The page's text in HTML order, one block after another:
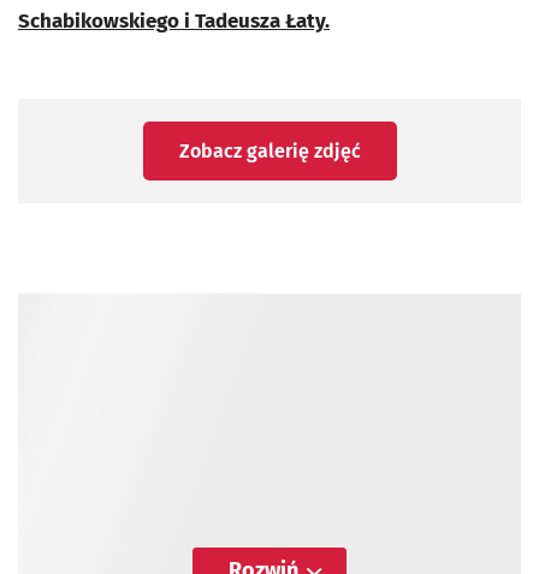
Schabikowskiego i Tadeusza Łaty.
Zobacz galerię zdjęć